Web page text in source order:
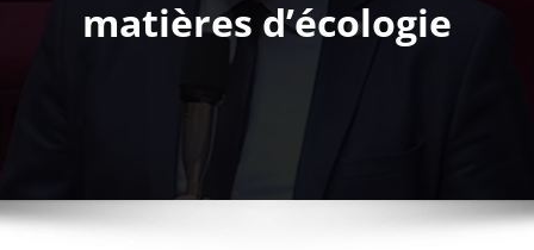
matières d’écologie